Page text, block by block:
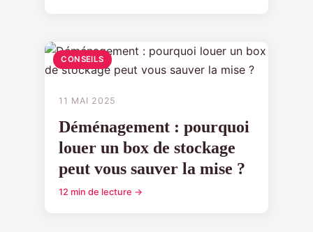
CONSEILS
11 MAI 2025
Déménagement : pourquoi
louer un box de stockage
peut vous sauver la mise ?
12 min de lecture →